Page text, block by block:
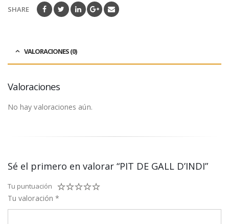
SHARE
VALORACIONES (0)
Valoraciones
No hay valoraciones aún.
Sé el primero en valorar “PIT DE GALL D’INDI”
Tu puntuación
Tu valoración *